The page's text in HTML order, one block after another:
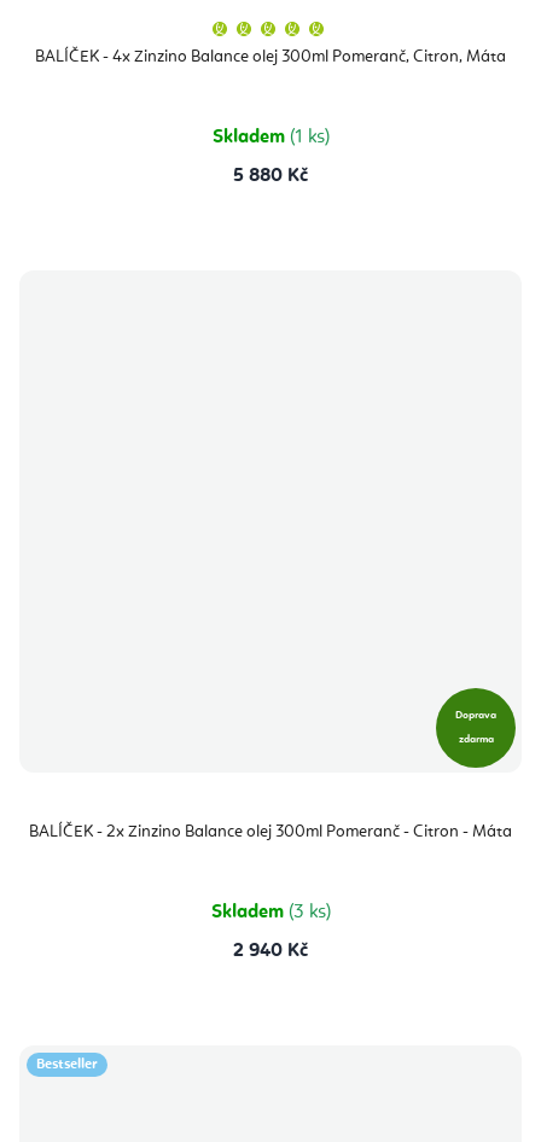
BALÍČEK - 4x Zinzino Balance olej 300ml Pomeranč, Citron, Máta
produktu
je
Skladem (1 ks)
5 880 Kč
Doprava
zdarma
BALÍČEK - 2x Zinzino Balance olej 300ml Pomeranč - Citron - Máta
Skladem (3 ks)
2 940 Kč
Bestseller